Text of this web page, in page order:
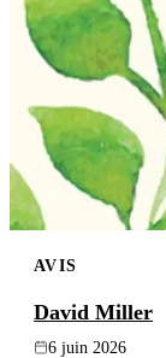
AVIS
David Miller
6 juin 2026